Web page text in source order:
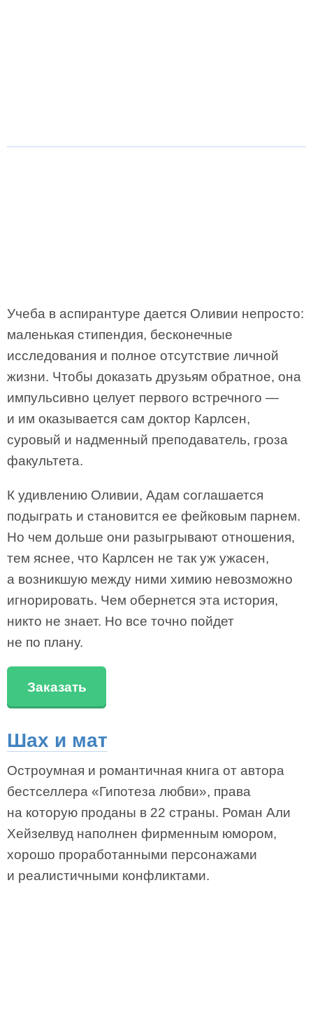
Учеба в аспирантуре дается Оливии непросто:
маленькая стипендия, бесконечные
исследования и полное отсутствие личной
жизни. Чтобы доказать друзьям обратное, она
импульсивно целует первого встречного —
и им оказывается сам доктор Карлсен,
суровый и надменный преподаватель, гроза
факультета.
К удивлению Оливии, Адам соглашается
подыграть и становится ее фейковым парнем.
Но чем дольше они разыгрывают отношения,
тем яснее, что Карлсен не так уж ужасен,
а возникшую между ними химию невозможно
игнорировать. Чем обернется эта история,
никто не знает. Но все точно пойдет
не по плану.
Заказать
Шах и мат
Остроумная и романтичная книга от автора
бестселлера «Гипотеза любви», права
на которую проданы в 22 страны. Роман Али
Хейзелвуд наполнен фирменным юмором,
хорошо проработанными персонажами
и реалистичными конфликтами.